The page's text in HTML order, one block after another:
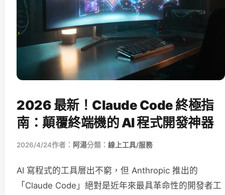
2026 最新！Claude Code 終極指
南：顛覆終端機的 AI 程式開發神器
2026/4/24作者： 阿湯分類： 線上工具/服務
AI 寫程式的工具層出不窮，但 Anthropic 推出的
「Claude Code」絕對是近年來最具革命性的開發者工